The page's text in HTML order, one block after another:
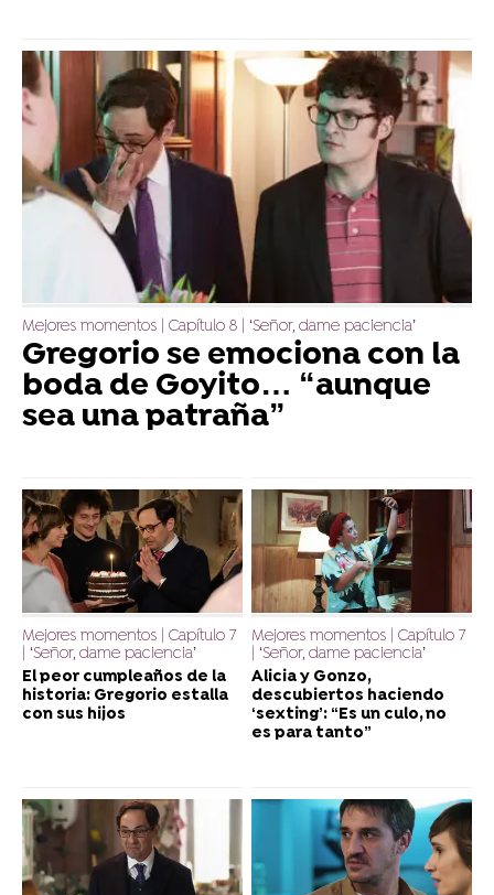
Mejores momentos | Capítulo 8 | ‘Señor, dame paciencia’
Gregorio se emociona con la
boda de Goyito… “aunque
sea una patraña”
Mejores momentos | Capítulo 7
| ‘Señor, dame paciencia’
El peor cumpleaños de la
historia: Gregorio estalla
con sus hijos
Mejores momentos | Capítulo 7
| ‘Señor, dame paciencia’
Alicia y Gonzo,
descubiertos haciendo
‘sexting’: “Es un culo, no
es para tanto”